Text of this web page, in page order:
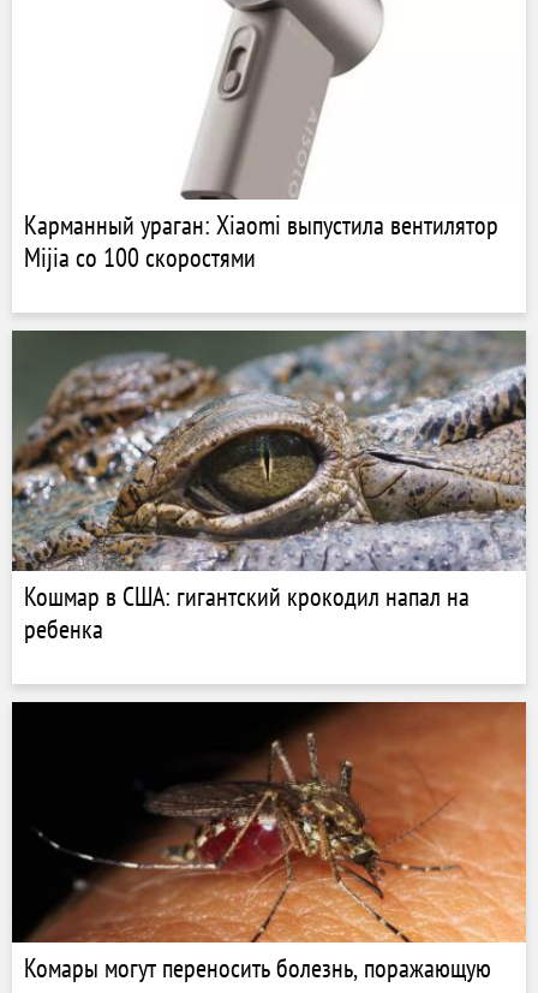
Карманный ураган: Xiaomi выпустила вентилятор
Mijia со 100 скоростями
Кошмар в США: гигантский крокодил напал на
ребенка
Комары могут переносить болезнь, поражающую